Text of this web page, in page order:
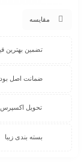
مقایسه
تضمین بهترین
ضمانت اصل
تحویل اکسپرس
بسته بندی زیبا